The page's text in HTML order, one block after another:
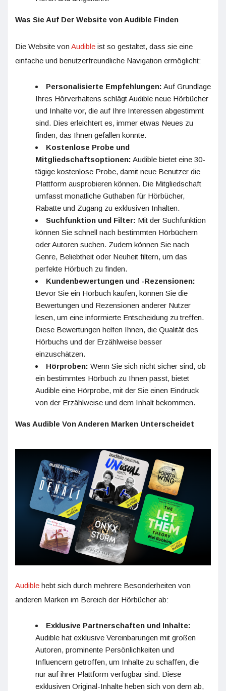
Was Sie Auf Der Website von Audible Finden
Die Website von Audible ist so gestaltet, dass sie eine
einfache und benutzerfreundliche Navigation ermöglicht:
Personalisierte Empfehlungen: Auf Grundlage
Ihres Hörverhaltens schlägt Audible neue Hörbücher
und Inhalte vor, die auf Ihre Interessen abgestimmt
sind. Dies erleichtert es, immer etwas Neues zu
finden, das Ihnen gefallen könnte.
Kostenlose Probe und
Mitgliedschaftsoptionen: Audible bietet eine 30-
tägige kostenlose Probe, damit neue Benutzer die
Plattform ausprobieren können. Die Mitgliedschaft
umfasst monatliche Guthaben für Hörbücher,
Rabatte und Zugang zu exklusiven Inhalten.
Suchfunktion und Filter: Mit der Suchfunktion
können Sie schnell nach bestimmten Hörbüchern
oder Autoren suchen. Zudem können Sie nach
Genre, Beliebtheit oder Neuheit filtern, um das
perfekte Hörbuch zu finden.
Kundenbewertungen und -Rezensionen:
Bevor Sie ein Hörbuch kaufen, können Sie die
Bewertungen und Rezensionen anderer Nutzer
lesen, um eine informierte Entscheidung zu treffen.
Diese Bewertungen helfen Ihnen, die Qualität des
Hörbuchs und der Erzählweise besser
einzuschätzen.
Hörproben: Wenn Sie sich nicht sicher sind, ob
ein bestimmtes Hörbuch zu Ihnen passt, bietet
Audible eine Hörprobe, mit der Sie einen Eindruck
von der Erzählweise und dem Inhalt bekommen.
Was Audible Von Anderen Marken Unterscheidet
Audible hebt sich durch mehrere Besonderheiten von
anderen Marken im Bereich der Hörbücher ab:
Exklusive Partnerschaften und Inhalte:
Audible hat exklusive Vereinbarungen mit großen
Autoren, prominente Persönlichkeiten und
Influencern getroffen, um Inhalte zu schaffen, die
nur auf ihrer Plattform verfügbar sind. Diese
exklusiven Original-Inhalte heben sich von dem ab,